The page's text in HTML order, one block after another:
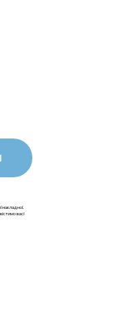
накладної.
вас!